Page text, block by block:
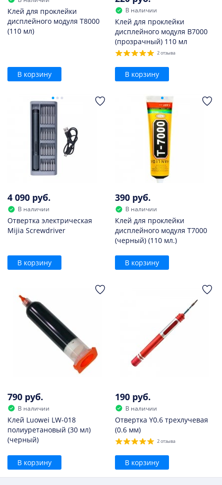
Клей для проклейки
дисплейного модуля T8000
(110 мл)
В корзину
В наличии
Клей для проклейки
дисплейного модуля B7000
(прозрачный) 110 мл
2 отзыва
В корзину
4 090 руб.
В наличии
Отвертка электрическая
Mijia Screwdriver
В корзину
390 руб.
В наличии
Клей для проклейки
дисплейного модуля T7000
(черный) (110 мл.)
В корзину
790 руб.
В наличии
Клей Luowei LW-018
полиуретановый (30 мл)
(черный)
В корзину
190 руб.
В наличии
Отвертка Y0.6 трехлучевая
(0.6 мм)
2 отзыва
В корзину